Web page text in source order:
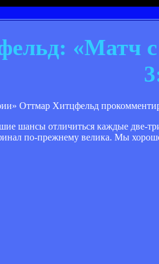
«Матч с
Оттмар Хитцфельд
шансы отличиться каждые две-
по-прежнему велика. Мы